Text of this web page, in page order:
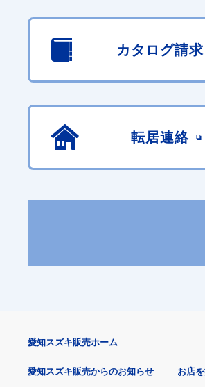
カタログ請求
転居連絡
愛知スズキ販売ホーム
愛知スズキ販売からのお知らせ お店